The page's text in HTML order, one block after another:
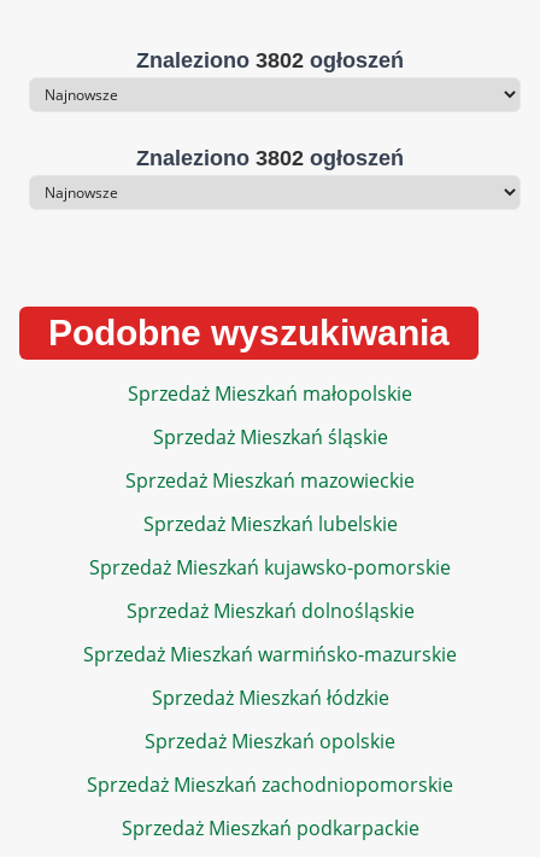
Znaleziono 3802 ogłoszeń
Sortowanie
Znaleziono 3802 ogłoszeń
Sortowanie
Podobne wyszukiwania
Sprzedaż Mieszkań małopolskie
Sprzedaż Mieszkań śląskie
Sprzedaż Mieszkań mazowieckie
Sprzedaż Mieszkań lubelskie
Sprzedaż Mieszkań kujawsko-pomorskie
Sprzedaż Mieszkań dolnośląskie
Sprzedaż Mieszkań warmińsko-mazurskie
Sprzedaż Mieszkań łódzkie
Sprzedaż Mieszkań opolskie
Sprzedaż Mieszkań zachodniopomorskie
Sprzedaż Mieszkań podkarpackie